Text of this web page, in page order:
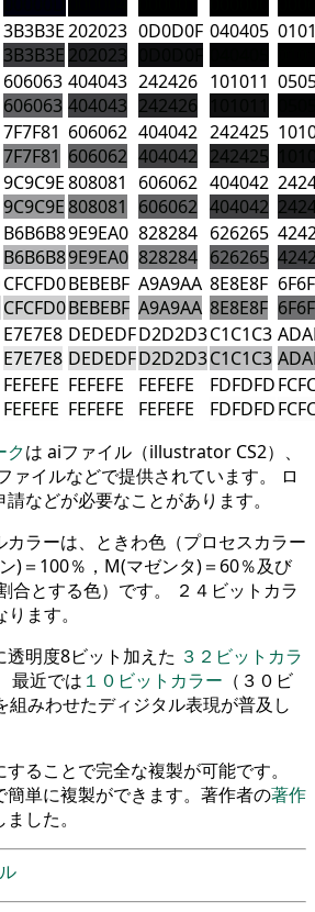
3B3B3E
3B3B3E
202023
202023
0D0D0F 040405
606063
606063
404043
404043
242426
242426
101011
7F7F81
7F7F81
606062
606062
404042
404042
242425
242425
9C9C9E
9C9C9E
808081
808081
606062
606062
404042
404042
B6B6B8
B6B6B8
9E9EA0
9E9EA0
828284
828284
626265
626265
CFCFD0
CFCFD0
BEBEBF
BEBEBF
A9A9AA
A9A9AA
8E8E8F
8E8E8F
E7E7E8
E7E7E8
DEDEDF
DEDEDF
D2D2D3
D2D2D3
C1C1C3
C1C1C3
FEFEFE
FEFEFE
FEFEFE
FEFEFE
FEFEFE
FEFEFE
FDFDFD
FDFDFD
クは aiファイル（illustrator CS2）、
ァイルなどで提供されています。 ロ
などが必要なことがあります。
カラーは、ときわ色（プロセスカラー
)＝100％，M(マゼンタ)＝60％及び
合とする色）です。 ２４ビットカラ
ります。
透明度8ビット加えた ３２ビットカラ
最近では １０ビットカラー （３０ビ
組みわせたディジタル表現が普及し
ることで完全な複製が可能です。
簡単に複製ができます。著作者の著作
した。